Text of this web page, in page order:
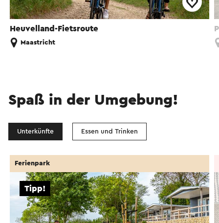
Heuvelland-Fietsroute
Maastricht
Spaß in der Umgebung!
Unterkünfte Essen und Trinken
Tipp!
Ferienpark